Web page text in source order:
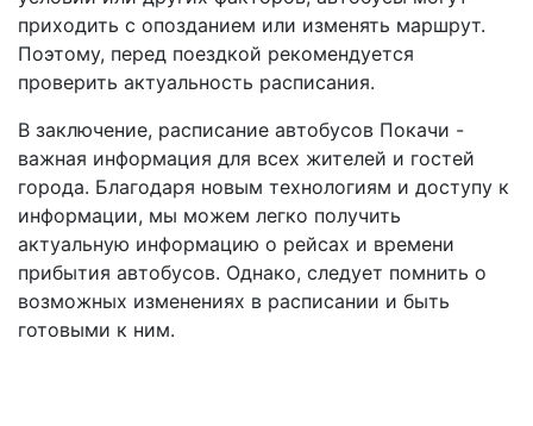
приходить с опозданием или изменять маршрут.
Поэтому, перед поездкой рекомендуется
проверить актуальность расписания.
В заключение, расписание автобусов Покачи -
важная информация для всех жителей и гостей
города. Благодаря новым технологиям и доступу к
информации, мы можем легко получить
актуальную информацию о рейсах и времени
прибытия автобусов. Однако, следует помнить о
возможных изменениях в расписании и быть
готовыми к ним.